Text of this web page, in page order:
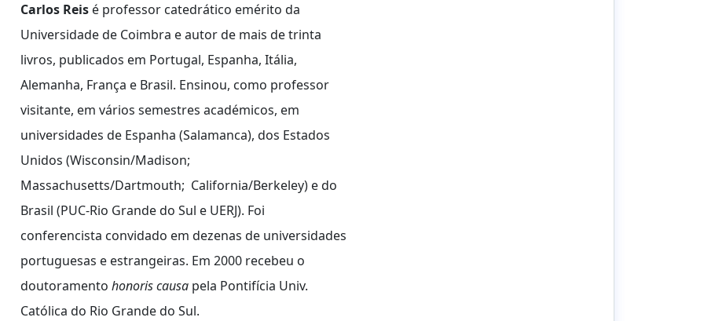
Carlos Reisé professor catedrático emérito da
Universidade de Coimbra e autor de mais de trinta
livros, publicados em Portugal, Espanha, Itália,
Alemanha, França e Brasil. Ensinou, como professor
visitante, em vários semestres académicos, em
universidades de Espanha (Salamanca), dos Estados
Unidos (Wisconsin/Madison;
Massachusetts/Dartmouth; California/Berkeley) e do
Brasil (PUC-Rio Grande do Sul e UERJ). Foi
conferencista convidado em dezenas de universidades
portuguesas e estrangeiras. Em 2000 recebeu o
doutoramento honoris causa pela Pontifícia Univ.
Católica do Rio Grande do Sul.